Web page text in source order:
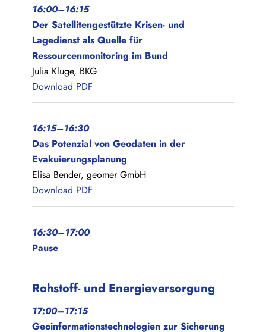
16:00–16:15
Der Satellitengestützte Krisen- und
Lagedienst als Quelle für
Ressourcenmonitoring im Bund
Julia Kluge, BKG
Download PDF
16:15–16:30
Das Potenzial von Geodaten in der
Evakuierungsplanung
Elisa Bender, geomer GmbH
Download PDF
16:30–17:00
Pause
Rohstoff- und Energieversorgung
17:00–17:15
Geoinformationstechnologien zur Sicherung